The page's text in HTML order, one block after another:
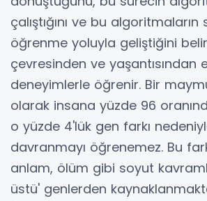
çalıştığını ve bu algoritmaların
öğrenme yoluyla geliştiğini
çevresinden ve yaşantısından
deneyimlerle öğrenir. Bir
olarak insana yüzde 96
o yüzde 4'lük gen farkı
davranmayı öğrenemez. Bu
anlam, ölüm gibi soyut
üstü' genlerden